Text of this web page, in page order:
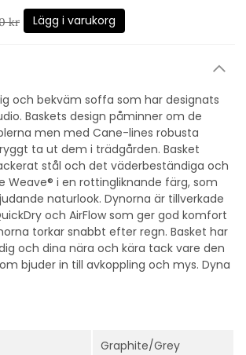
kr Lägg i varukorg
och bekväm soffa som har designats
Baskets design påminner om de
men med Cane-lines robusta
ta ut dem i trädgården. Basket
stål och det väderbeständiga och
Weave® i en rottingliknande färg, som
naturlook. Dynorna är tillverkade
och AirFlow som ger god komfort
torkar snabbt efter regn. Basket har
och dina nära och kära tack vare den
bjuder in till avkoppling och mys. Dyna
Graphite/Grey